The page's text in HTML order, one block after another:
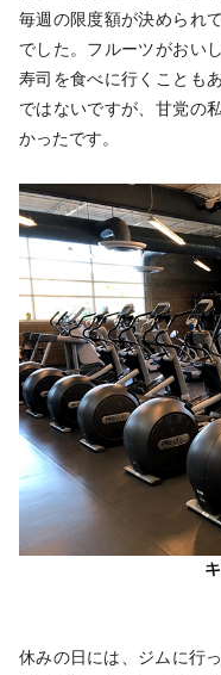
毎週の限度額が決められ
でした。フルーツがおい
寿司を食べに行くことも
ではないですが、甘党の
かったです。
休みの日には、ジムに行